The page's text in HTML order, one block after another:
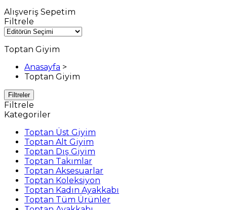
Alışveriş Sepetim
Filtrele
Toptan Giyim
Anasayfa >
Toptan Giyim
Filtreler
Filtrele
Kategoriler
Toptan Üst Giyim
Toptan Alt Giyim
Toptan Dış Giyim
Toptan Takımlar
Toptan Aksesuarlar
Toptan Koleksiyon
Toptan Kadın Ayakkabı
Toptan Tüm Ürünler